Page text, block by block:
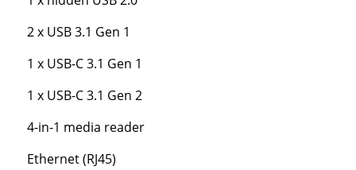
2 x USB 3.1 Gen 1
1 x USB-C 3.1 Gen 1
1 x USB-C 3.1 Gen 2
4-in-1 media reader
Ethernet (RJ45)